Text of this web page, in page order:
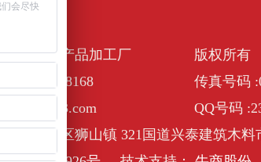
诺一农产品加工厂
版权所有
400-6338168
传真号码
QQ号码
市南海区狮山镇 321国道兴泰建筑木料